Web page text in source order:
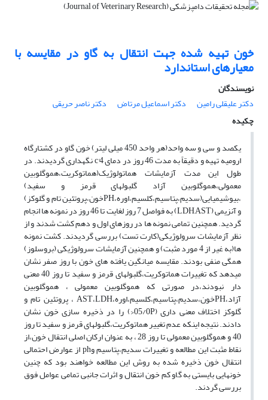
خون تهیه شده جهت انتقال به گاو در مقایسه با
معیارهای استاندارد
نویسندگان
دکتر علیقلی رامین
دکتر اسماعیل مرتاض
دکتر ناصر حریقی
چکیده
یکصد و سی و سه واحد(هر واحد 450 میلی لیتر) خون گاو در کشتارگاه
ارومیه تهیه و دقیقاً به مدت 46 روز در دمای c°4 نگهداری گردیدند. در
طول این مدت آزمایشات هماتولوژیک(هماتوکریت،هموگلوبین
معمولی،هموگلوبین آزاد گلبولهای قرمز و سفید)
،بیوشیمیایی(سدیم،پتاسیم،کلسیم،اوره،PHخون،پروتئین تام و گلوکز)
و آنزیمی (LDH,AST) به فواصل 7 روز لغایت تا 46 روز در نمونه ها انجام
گردید. همچنین تمامی نمونه ها در روزهای اول و دهم کشت شدند و از
نظر آزمایشات سرولوژیکی(کارت تست) بررسی گردیدند. کشت نمونه
ها(به غیر از 4 مورد مثبت) و همچنین آزمایشات سرولوژیکی (بروسلوز)
همگی منفی بودند. مقایسه میانگین یافته های خون با روز صفر نشان
میدهد که تغییرات هماتوکریت،گلبولهای قرمز و سفید تا روز 40 معنی
دار نبودند،در صورتی که هموگلوبین معمولی ، هموگلوبین
آزاد،PHخون،سدیم،پتاسیم،کلسیم،اوره،AST،LDH ، پروتئین تام و
گلوکز اختلاف معنی داری (05/0P<) را در ذخیره سازی خون نشان
دادند. نتیجه اینکه عدم تغییر هماتوکریت،گلبولهای قرمز و سفید تا روز
40 و هموگلوبین معمولی تا روز 28 ، به عنوان ارکان اصلی انتقال خون،از
نقاط مثبت این مطالعه و تغییرات سدیم،پتاسیم وph از عوارض احتمالی
انتقال خون ذخیره شده به روش این مطالعه خواهند بود که چنین
خونهایی بایستی به گاو کم خون انتقال و اثرات جانبی تمامی عوامل فوق
بررسی گردند.